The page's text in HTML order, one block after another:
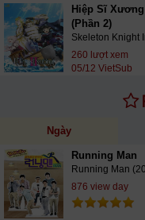
Hiệp Sĩ
(Phần 2)
Skeleton Knight
260 lượt xem
05/12 VietSub
Ngày
Running Man
Running Man
876 view day